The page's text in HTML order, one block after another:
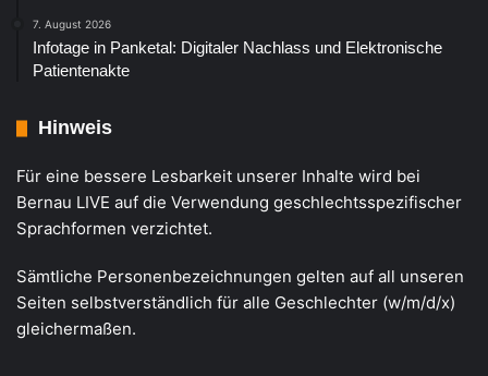
7. August 2026
Infotage in Panketal: Digitaler Nachlass und Elektronische
Patientenakte
Hinweis
Für eine bessere Lesbarkeit unserer Inhalte wird bei
Bernau LIVE auf die Verwendung geschlechtsspezifischer
Sprachformen verzichtet.
Sämtliche Personenbezeichnungen gelten auf all unseren
Seiten selbstverständlich für alle Geschlechter (w/m/d/x)
gleichermaßen.